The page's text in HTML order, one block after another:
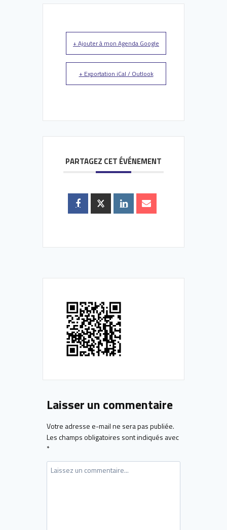
+ Ajouter à mon Agenda Google
+ Exportation iCal / Outlook
PARTAGEZ CET ÉVÉNEMENT
Laisser un commentaire
Votre adresse e-mail ne sera pas publiée.
Les champs obligatoires sont indiqués avec
*